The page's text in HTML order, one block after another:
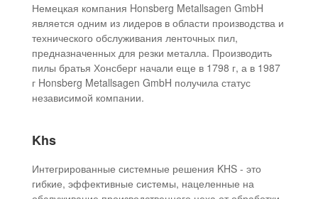
Немецкая компания Honsberg Metallsagen GmbH
является одним из лидеров в области производства и
технического обслуживания ленточных пил,
предназначенных для резки металла. Производить
пилы братья Хонсберг начали еще в 1798 г, а в 1987
г Honsberg Metallsagen GmbH получила статус
независимой компании.
Khs
Интегрированные системные решения KHS - это
гибкие, эффективные системы, нацеленные на